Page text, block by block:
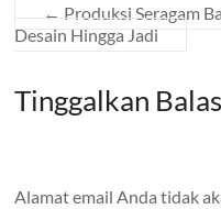
← Produksi Seragam
Desain Hingga Jadi
Tinggalkan
Alamat email Anda tidak